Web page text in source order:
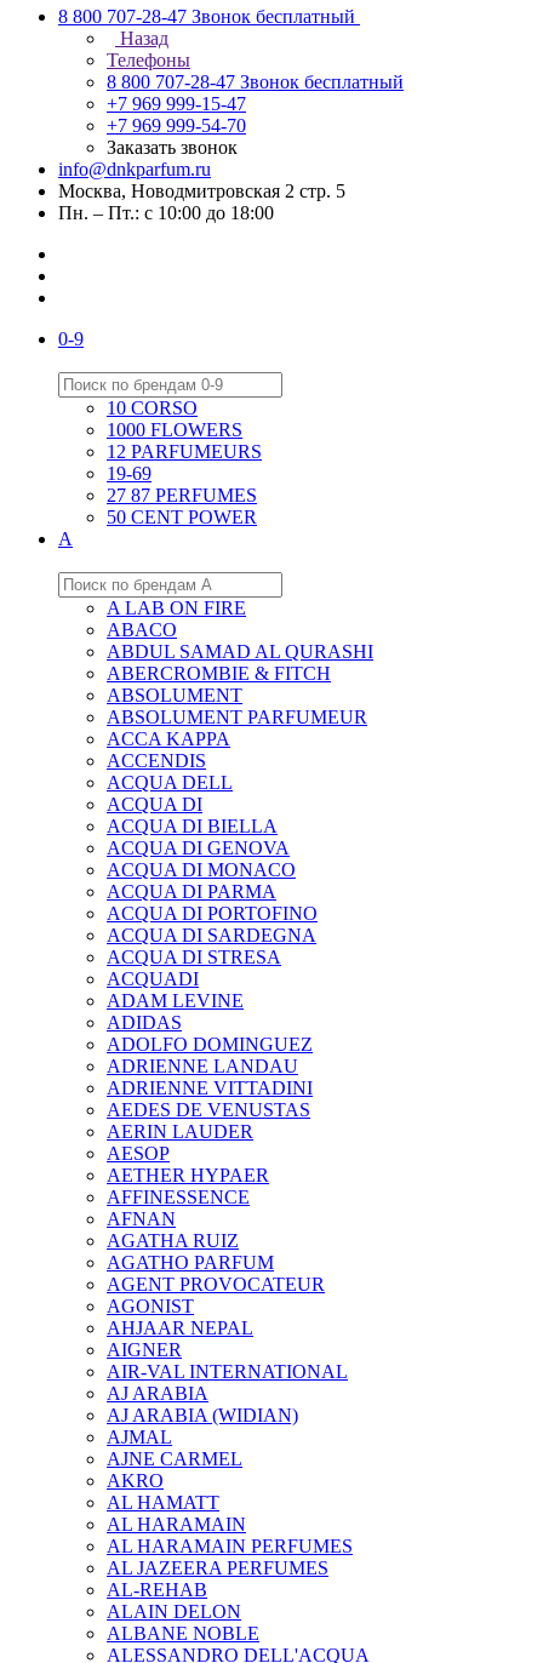
8 800 707-28-47 Звонок бесплатный
Назад
Телефоны
8 800 707-28-47 Звонок бесплатный
+7 969 999-15-47
+7 969 999-54-70
Заказать звонок
info@dnkparfum.ru
Москва, Новодмитровская 2 стр. 5
Пн. – Пт.: с 10:00 до 18:00
0-9
10 CORSO
1000 FLOWERS
12 PARFUMEURS
19-69
27 87 PERFUMES
50 CENT POWER
A
A LAB ON FIRE
ABACO
ABDUL SAMAD AL QURASHI
ABERCROMBIE & FITCH
ABSOLUMENT
ABSOLUMENT PARFUMEUR
ACCA KAPPA
ACCENDIS
ACQUA DELL
ACQUA DI
ACQUA DI BIELLA
ACQUA DI GENOVA
ACQUA DI MONACO
ACQUA DI PARMA
ACQUA DI PORTOFINO
ACQUA DI SARDEGNA
ACQUA DI STRESA
ACQUADI
ADAM LEVINE
ADIDAS
ADOLFO DOMINGUEZ
ADRIENNE LANDAU
ADRIENNE VITTADINI
AEDES DE VENUSTAS
AERIN LAUDER
AESOP
AETHER HYPAER
AFFINESSENCE
AFNAN
AGATHA RUIZ
AGATHO PARFUM
AGENT PROVOCATEUR
AGONIST
AHJAAR NEPAL
AIGNER
AIR-VAL INTERNATIONAL
AJ ARABIA
AJ ARABIA (WIDIAN)
AJMAL
AJNE CARMEL
AKRO
AL HAMATT
AL HARAMAIN
AL HARAMAIN PERFUMES
AL JAZEERA PERFUMES
AL-REHAB
ALAIN DELON
ALBANE NOBLE
ALESSANDRO DELL'ACQUA